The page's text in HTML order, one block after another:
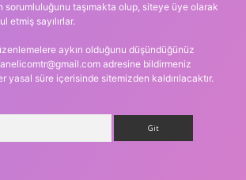
sorumluluğunu taşımakta olup, siteye üye olarak
etmiş sayılırlar.
aykırı olduğunu düşündüğünüz
adresine bildirmeniz
yasal süre içerisinde sitemizden kaldırılacaktır.